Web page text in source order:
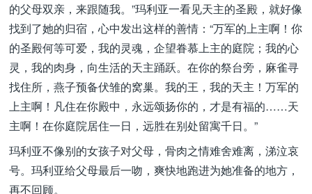
的父母双亲，来跟随我。”玛利亚一看见天主的圣殿，就好像
找到了她的归宿，心中发出这样的善情：“万军的上主啊！你
的圣殿何等可爱，我的灵魂，企望眷慕上主的庭院；我的心
灵，我的肉身，向生活的天主踊跃。在你的祭台旁，麻雀寻
找住所，燕子预备伏雏的窝巢。我的王，我的天主！万军的
上主啊！凡住在你殿中，永远颂扬你的，才是有福的……天
主啊！在你庭院居住一日，远胜在别处留寓千日。”
玛利亚不像别的女孩子对父母，骨肉之情难舍难离，涕泣哀
号。玛利亚给父母最后一吻，爽快地跑进为她准备的地方，
再不回顾。